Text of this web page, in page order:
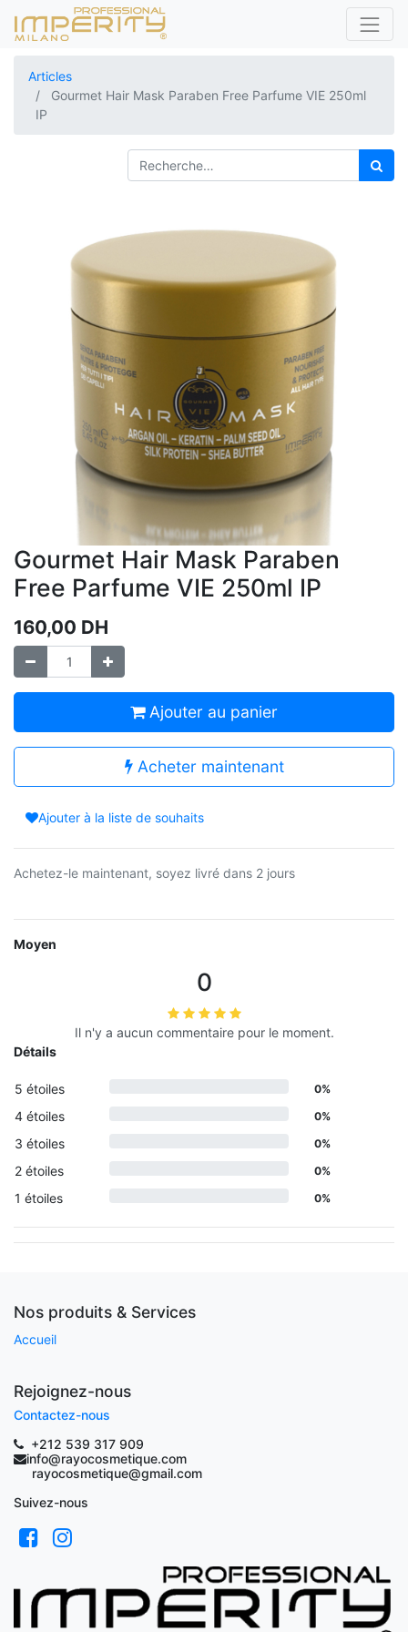
Articles
Gourmet Hair Mask Paraben Free Parfume VIE 250ml
IP
Gourmet Hair Mask Paraben
Free Parfume VIE 250ml IP
160,00 DH
Ajouter au panier
Acheter maintenant
Ajouter à la liste de souhaits
Achetez-le maintenant, soyez livré dans 2 jours
Moyen
0
Il n'y a aucun commentaire pour le moment.
Détails
5 étoiles 0%
4 étoiles 0%
3 étoiles 0%
2 étoiles 0%
1 étoiles 0%
Nos produits & Services
Accueil
Rejoignez-nous
Contactez-nous
+212 539 317 909
info@rayocosmetique.com
rayocosmetique@gmail.com
Suivez-nous